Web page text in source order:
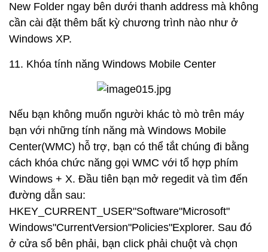
New Folder ngay bên dưới thanh address mà không
cần cài đặt thêm bất kỳ chương trình nào như ở
Windows XP.
11. Khóa tính năng Windows Mobile Center
Nếu bạn không muốn người khác tò mò trên máy
bạn với những tính năng mà Windows Mobile
Center(WMC) hỗ trợ, bạn có thể tắt chúng đi bằng
cách khóa chức năng gọi WMC với tổ hợp phím
Windows + X. Đầu tiên bạn mở regedit và tìm đến
đường dẫn sau:
HKEY_CURRENT_USER"Software"Microsoft"
Windows"CurrentVersion"Policies"Explorer. Sau đó
ở cửa sổ bên phải, bạn click phải chuột và chọn